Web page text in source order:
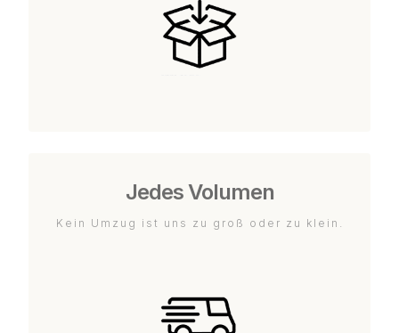
Jedes Volumen
Kein Umzug ist uns zu groß oder zu klein.